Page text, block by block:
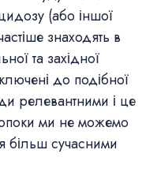
(або іншої
знаходять в
та західної
до подібної
релевантними і це
ми не можемо
більш сучасними